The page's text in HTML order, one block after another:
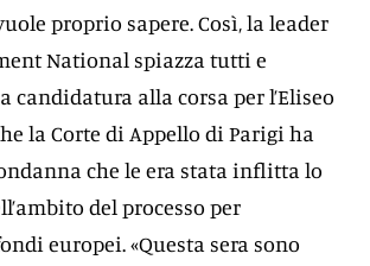
proprio sapere. Così, la leader
National spiazza tutti e
candidatura alla corsa per l’Eliseo
la Corte di Appello di Parigi ha
che le era stata inflitta lo
del processo per
europei. «Questa sera sono